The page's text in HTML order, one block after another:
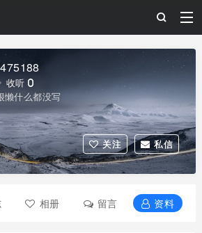
收听 0
懒什么都没写
关注 私信
相册 留言 资料